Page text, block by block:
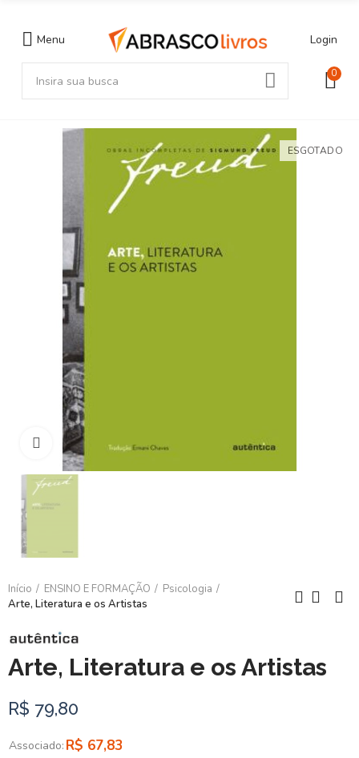
Menu Login
0
ESGOTADO
Clique para ampliar
Início ENSINO E FORMAÇÃO
Psicologia
Arte, Literatura e os Artistas
Arte, Literatura e os Artistas
R$ 79,80
Associado: R$ 67,83